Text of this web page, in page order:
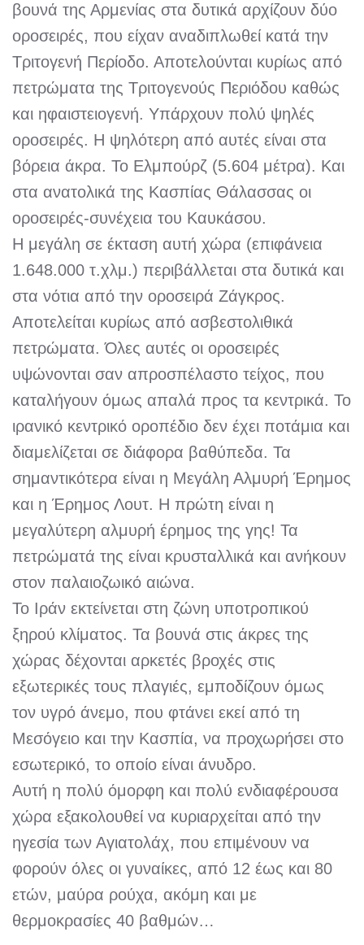
βουνά της Αρμενίας στα δυτικά αρχίζουν δύο
οροσειρές, που είχαν αναδιπλωθεί κατά την
Τριτογενή Περίοδο. Αποτελούνται κυρίως από
πετρώματα της Τριτογενούς Περιόδου καθώς
και ηφαιστειογενή. Υπάρχουν πολύ ψηλές
οροσειρές. Η ψηλότερη από αυτές είναι στα
βόρεια άκρα. Το Ελμπούρζ (5.604 μέτρα). Και
στα ανατολικά της Κασπίας Θάλασσας οι
οροσειρές-συνέχεια του Καυκάσου.
Η μεγάλη σε έκταση αυτή χώρα (επιφάνεια
1.648.000 τ.χλμ.) περιβάλλεται στα δυτικά και
στα νότια από την οροσειρά Ζάγκρος.
Αποτελείται κυρίως από ασβεστολιθικά
πετρώματα. Όλες αυτές οι οροσειρές
υψώνονται σαν απροσπέλαστο τείχος, που
καταλήγουν όμως απαλά προς τα κεντρικά. Το
ιρανικό κεντρικό οροπέδιο δεν έχει ποτάμια και
διαμελίζεται σε διάφορα βαθύπεδα. Τα
σημαντικότερα είναι η Μεγάλη Αλμυρή Έρημος
και η Έρημος Λουτ. Η πρώτη είναι η
μεγαλύτερη αλμυρή έρημος της γης! Τα
πετρώματά της είναι κρυσταλλικά και ανήκουν
στον παλαιοζωικό αιώνα.
Το Ιράν εκτείνεται στη ζώνη υποτροπικού
ξηρού κλίματος. Τα βουνά στις άκρες της
χώρας δέχονται αρκετές βροχές στις
εξωτερικές τους πλαγιές, εμποδίζουν όμως
τον υγρό άνεμο, που φτάνει εκεί από τη
Μεσόγειο και την Κασπία, να προχωρήσει στο
εσωτερικό, το οποίο είναι άνυδρο.
Αυτή η πολύ όμορφη και πολύ ενδιαφέρουσα
χώρα εξακολουθεί να κυριαρχείται από την
ηγεσία των Αγιατολάχ, που επιμένουν να
φορούν όλες οι γυναίκες, από 12 έως και 80
ετών, μαύρα ρούχα, ακόμη και με
θερμοκρασίες 40 βαθμών…